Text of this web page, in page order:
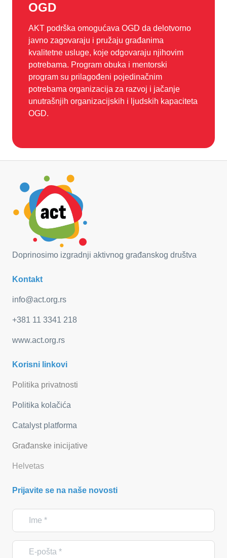
OGD
AKT podrška omogućava OGD da delotvorno
javno zagovaraju i pružaju građanima
kvalitetne usluge, koje odgovaraju njihovim
potrebama. Program obuka i mentorski
program su prilagođeni pojedinačnim
potrebama organizacija za razvoj i jačanje
unutrašnjih organizacijskih i ljudskih kapaciteta
OGD.
Doprinosimo izgradnji aktivnog građanskog društva
Kontakt
info@act.org.rs
+381 11 3341 218
www.act.org.rs
Korisni linkovi
Politika privatnosti
Politika kolačića
Catalyst platforma
Građanske inicijative
Helvetas
Prijavite se na naše novosti